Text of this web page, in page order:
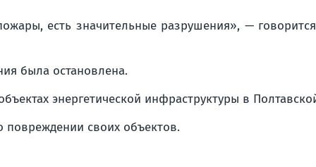
есть значительные разрушения», —
была остановлена.
энергетической инфраструктуры в
повреждении своих объектов.